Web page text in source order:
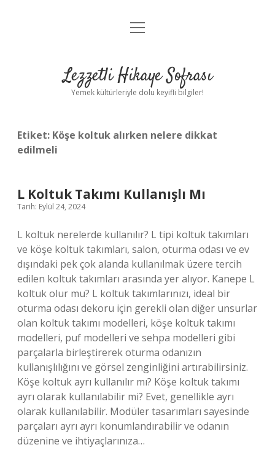
Anasayfa
Yasal Uyarı
menüyü
Lezzetli Hikaye Sofrası
Yemek kültürleriyle dolu keyifli bilgiler!
Etiket: Köşe koltuk alırken nelere dikkat
edilmeli
L Koltuk Takımı Kullanışlı Mı
Tarih: Eylül 24, 2024
L koltuk nerelerde kullanılır? L tipi koltuk takımları
ve köşe koltuk takımları, salon, oturma odası ve ev
dışındaki pek çok alanda kullanılmak üzere tercih
edilen koltuk takımları arasında yer alıyor. Kanepe L
koltuk olur mu? L koltuk takımlarınızı, ideal bir
oturma odası dekoru için gerekli olan diğer unsurlar
olan koltuk takımı modelleri, köşe koltuk takımı
modelleri, puf modelleri ve sehpa modelleri gibi
parçalarla birleştirerek oturma odanızın
kullanışlılığını ve görsel zenginliğini artırabilirsiniz.
Köşe koltuk ayrı kullanılır mı? Köşe koltuk takımı
ayrı olarak kullanılabilir mi? Evet, genellikle ayrı
olarak kullanılabilir. Modüler tasarımları sayesinde
parçaları ayrı ayrı konumlandırabilir ve odanın
düzenine ve ihtiyaçlarınıza…